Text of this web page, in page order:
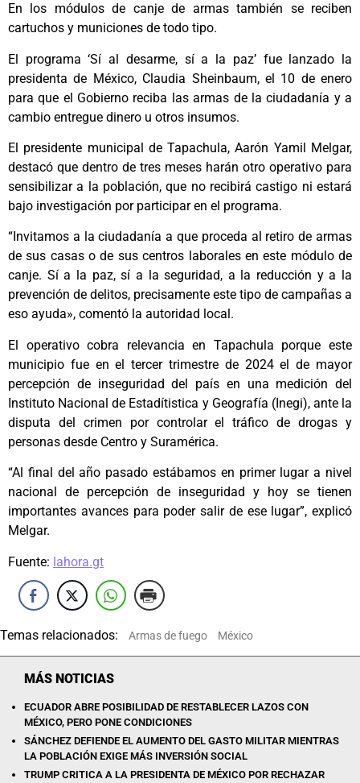
En los módulos de canje de armas también se reciben
cartuchos y municiones de todo tipo.
El programa ‘Sí al desarme, sí a la paz’ fue lanzado la
presidenta de México, Claudia Sheinbaum, el 10 de enero
para que el Gobierno reciba las armas de la ciudadanía y a
cambio entregue dinero u otros insumos.
El presidente municipal de Tapachula, Aarón Yamil Melgar,
destacó que dentro de tres meses harán otro operativo para
sensibilizar a la población, que no recibirá castigo ni estará
bajo investigación por participar en el programa.
“Invitamos a la ciudadanía a que proceda al retiro de armas
de sus casas o de sus centros laborales en este módulo de
canje. Sí a la paz, sí a la seguridad, a la reducción y a la
prevención de delitos, precisamente este tipo de campañas a
eso ayuda», comentó la autoridad local.
El operativo cobra relevancia en Tapachula porque este
municipio fue en el tercer trimestre de 2024 el de mayor
percepción de inseguridad del país en una medición del
Instituto Nacional de Estadítistica y Geografía (Inegi), ante la
disputa del crimen por controlar el tráfico de drogas y
personas desde Centro y Suramérica.
“Al final del año pasado estábamos en primer lugar a nivel
nacional de percepción de inseguridad y hoy se tienen
importantes avances para poder salir de ese lugar”, explicó
Melgar.
Fuente: lahora.gt
Temas relacionados: Armas de fuego México
MÁS NOTICIAS
ECUADOR ABRE POSIBILIDAD DE RESTABLECER LAZOS CON
MÉXICO, PERO PONE CONDICIONES
SÁNCHEZ DEFIENDE EL AUMENTO DEL GASTO MILITAR MIENTRAS
LA POBLACIÓN EXIGE MÁS INVERSIÓN SOCIAL
TRUMP CRITICA A LA PRESIDENTA DE MÉXICO POR RECHAZAR